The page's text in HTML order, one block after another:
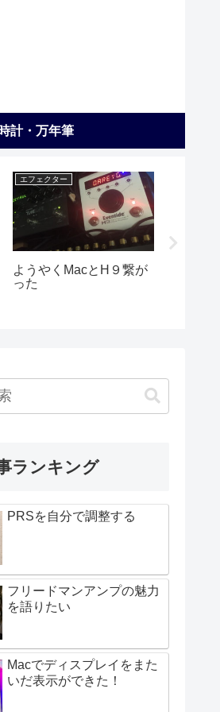
時計・万年筆
エフェクター
ようやくMacとH９繋が
った
ランキング
PRSを自分で調整する
フリードマンアンプの魅力
を語りたい
Macでディスプレイをまた
いだ表示ができた！